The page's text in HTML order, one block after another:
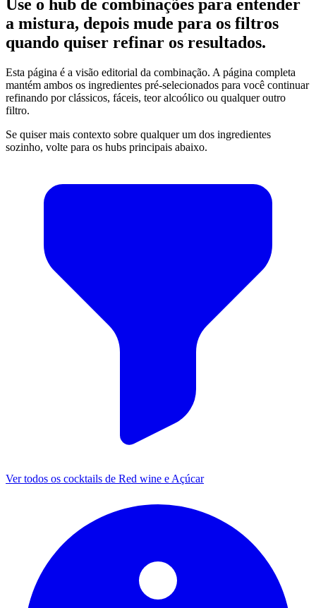
Use o hub de combinações para entender
a mistura, depois mude para os filtros
quando quiser refinar os resultados.
Esta página é a visão editorial da combinação. A página completa
mantém ambos os ingredientes pré-selecionados para você continuar
refinando por clássicos, fáceis, teor alcoólico ou qualquer outro
filtro.
Se quiser mais contexto sobre qualquer um dos ingredientes
sozinho, volte para os hubs principais abaixo.
Ver todos os cocktails de Red wine e Açúcar